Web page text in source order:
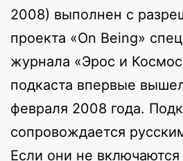
2008) выполнен с
проекта «On Being»
журнала «Эрос и
подкаста впервые
февраля 2008 года.
сопровождается
Если они не включаются